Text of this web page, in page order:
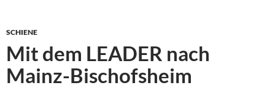
SCHIENE
Mit dem LEADER nach
Mainz-Bischofsheim